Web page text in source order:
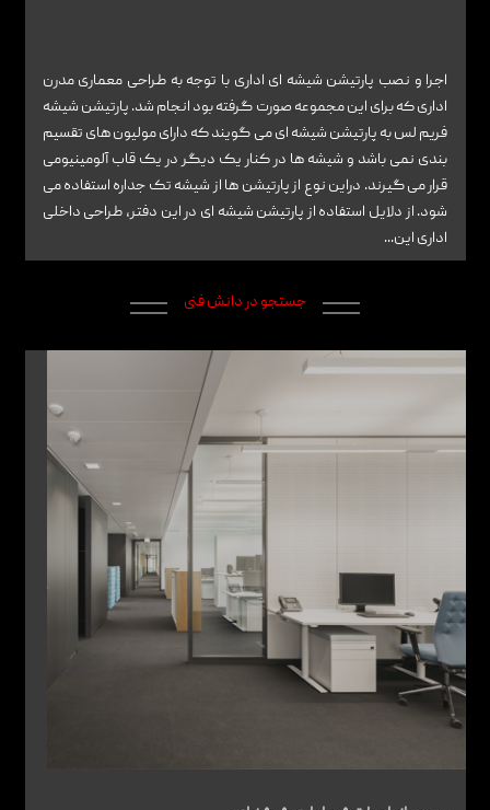
اجرا و نصب پارتیشن شیشه ای اداری با توجه به طراحی معماری مدرن
اداری که برای این مجموعه صورت گرفته بود انجام شد. پارتیشن شیشه
فریم لس به پارتیشن شیشه ای می گویند که دارای مولیون های تقسیم
بندی نمی باشد و شیشه ها در کنار یک دیگر در یک قاب آلومینیومی
قرار می گیرند. دراین نوع از پارتیشن ها از شیشه تک جداره استفاده می
شود. از دلایل استفاده از پارتیشن شیشه ای در این دفتر، طراحی داخلی
اداری این...
جستجو در دانش فنی